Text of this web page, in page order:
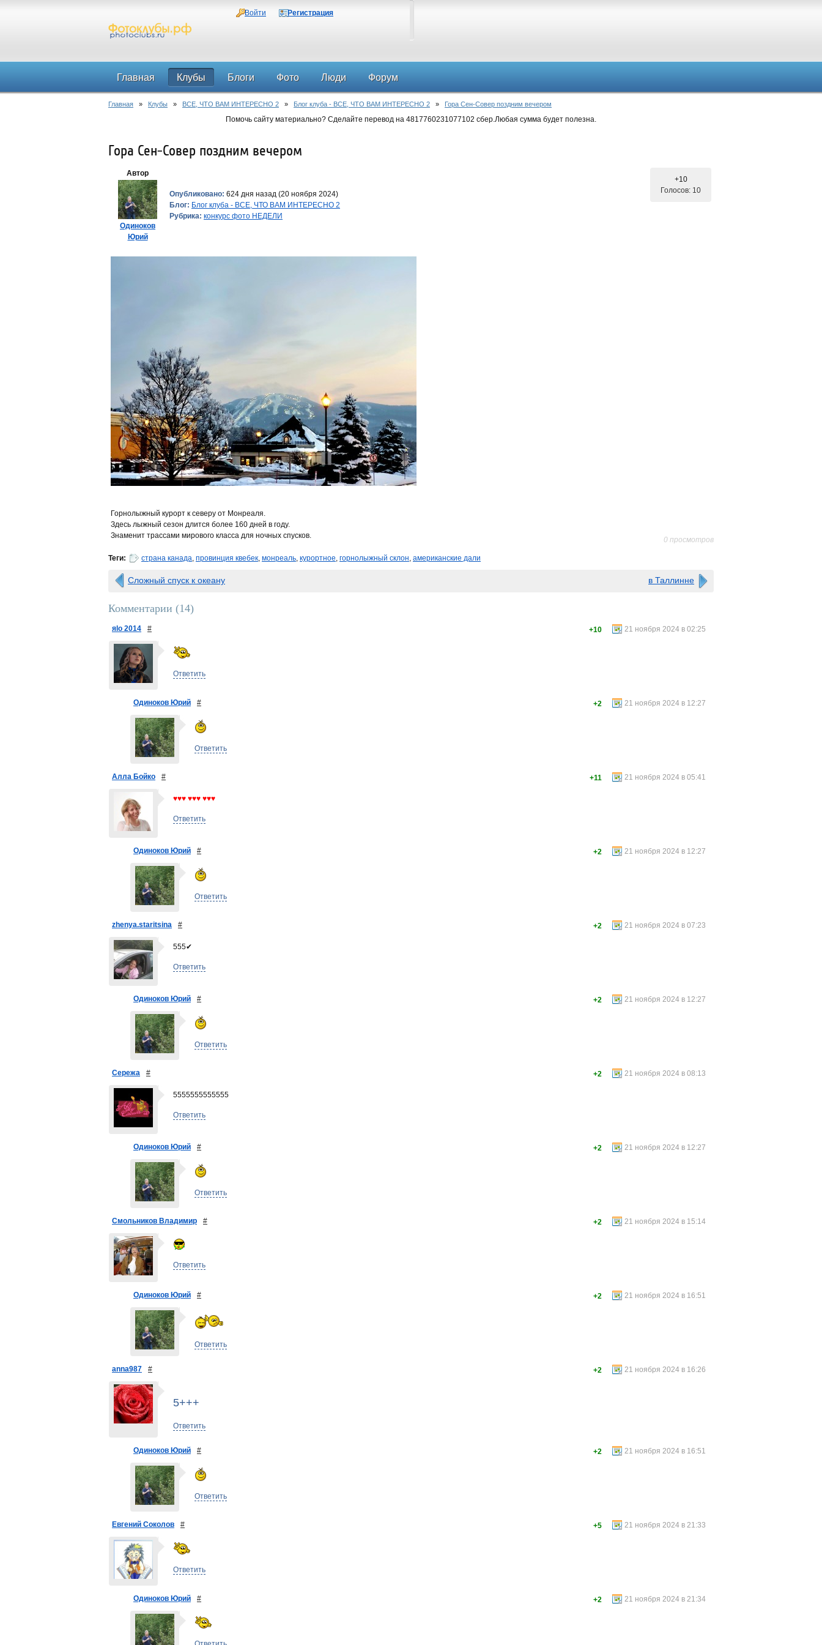
Войти Регистрация
Главная Клубы Блоги Фото Люди Форум
Главная » Клубы » ВСЕ, ЧТО ВАМ ИНТЕРЕСНО 2 » Блог клуба - ВСЕ, ЧТО ВАМ ИНТЕРЕСНО 2 » Гора Сен-Совер поздним вечером
Помочь сайту материально? Сделайте перевод на 4817760231077102 сбер.Любая сумма будет полезна.
Гора Сен-Совер поздним вечером
Автор
Одиноков
Юрий
Опубликовано: 624 дня назад (20 ноября 2024)
Блог: Блог клуба - ВСЕ, ЧТО ВАМ ИНТЕРЕСНО 2
Рубрика: конкурс фото НЕДЕЛИ
+10
Голосов: 10
Горнолыжный курорт к северу от Монреаля.
Здесь лыжный сезон длится более 160 дней в году.
Знаменит трассами мирового класса для ночных спусков.
0 просмотров
Теги: страна канада, провинция квебек, монреаль, курортное, горнолыжный склон, американские дали
Сложный спуск к океану в Таллинне
Комментарии (14)
яlo 2014 # 21 ноября 2024 в 02:25
+10
Ответить
Одиноков Юрий # 21 ноября 2024 в 12:27
+2
Ответить
Алла Бойко # 21 ноября 2024 в 05:41
+11
♥♥♥ ♥♥♥ ♥♥♥
Ответить
Одиноков Юрий # 21 ноября 2024 в 12:27
+2
Ответить
zhenya.staritsina # 21 ноября 2024 в 07:23
+2
555✔
Ответить
Одиноков Юрий # 21 ноября 2024 в 12:27
+2
Ответить
Сережа # 21 ноября 2024 в 08:13
+2
5555555555555
Ответить
Одиноков Юрий # 21 ноября 2024 в 12:27
+2
Ответить
Смольников Владимир # 21 ноября 2024 в 15:14
+2
Ответить
Одиноков Юрий # 21 ноября 2024 в 16:51
+2
Ответить
anna987 # 21 ноября 2024 в 16:26
+2
5+++
Ответить
Одиноков Юрий # 21 ноября 2024 в 16:51
+2
Ответить
Евгений Соколов # 21 ноября 2024 в 21:33
+5
Ответить
Одиноков Юрий # 21 ноября 2024 в 21:34
+2